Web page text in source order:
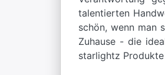
talentierten
schön, wenn man
Zuhause - die
starlightz